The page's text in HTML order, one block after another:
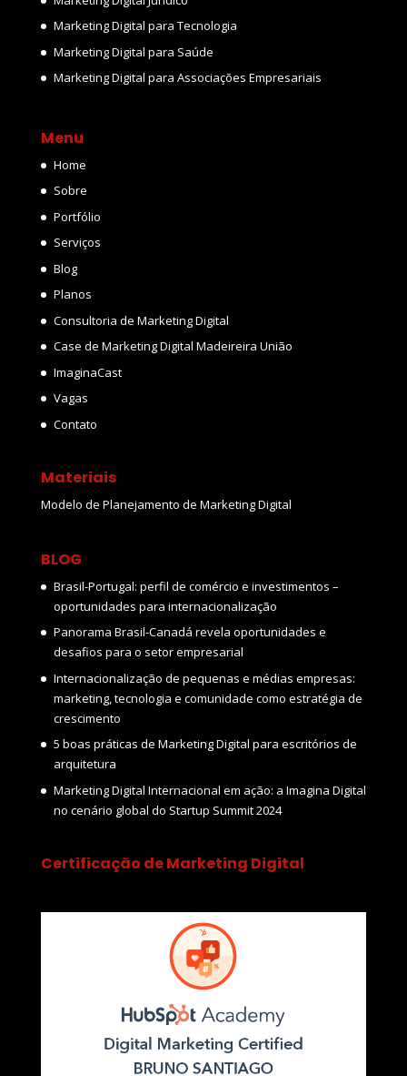
Marketing Digital para Tecnologia
Marketing Digital para Saúde
Marketing Digital para Associações Empresariais
Menu
Home
Sobre
Portfólio
Serviços
Blog
Planos
Consultoria de Marketing Digital
Case de Marketing Digital Madeireira União
ImaginaCast
Vagas
Contato
Materiais
Modelo de Planejamento de Marketing Digital
BLOG
Brasil-Portugal: perfil de comércio e investimentos –
oportunidades para internacionalização
Panorama Brasil-Canadá revela oportunidades e
desafios para o setor empresarial
Internacionalização de pequenas e médias empresas:
marketing, tecnologia e comunidade como estratégia de
crescimento
5 boas práticas de Marketing Digital para escritórios de
arquitetura
Marketing Digital Internacional em ação: a Imagina Digital
no cenário global do Startup Summit 2024
Certificação de Marketing Digital